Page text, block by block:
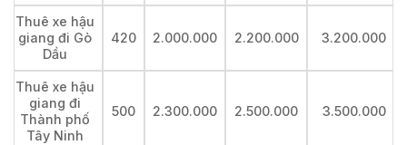
Thuê xe hậu
giang đi Gò
Dầu
420 2.000.000 2.200.000 3.200.000
Thuê xe hậu
giang đi
Thành phố
Tây Ninh
500 2.300.000 2.500.000 3.500.000